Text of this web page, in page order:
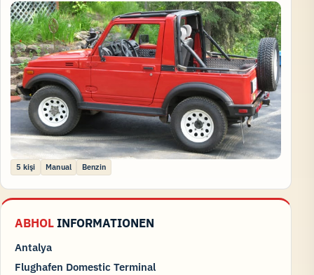
5 kişi Manual Benzin
ABHOLINFORMATIONEN
Antalya
Flughafen Domestic Terminal